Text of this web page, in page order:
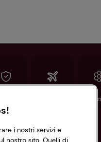
i nostri servizi e
nostro sito. Quelli di